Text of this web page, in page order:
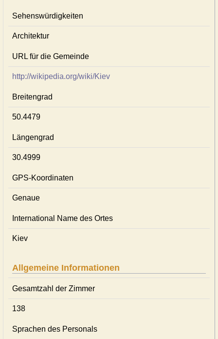
Sehenswürdigkeiten
Architektur
URL für die Gemeinde
http://wikipedia.org/wiki/Kiev
Breitengrad
50.4479
Längengrad
30.4999
GPS-Koordinaten
Genaue
International Name des Ortes
Kiev
Allgemeine Informationen
Gesamtzahl der Zimmer
138
Sprachen des Personals